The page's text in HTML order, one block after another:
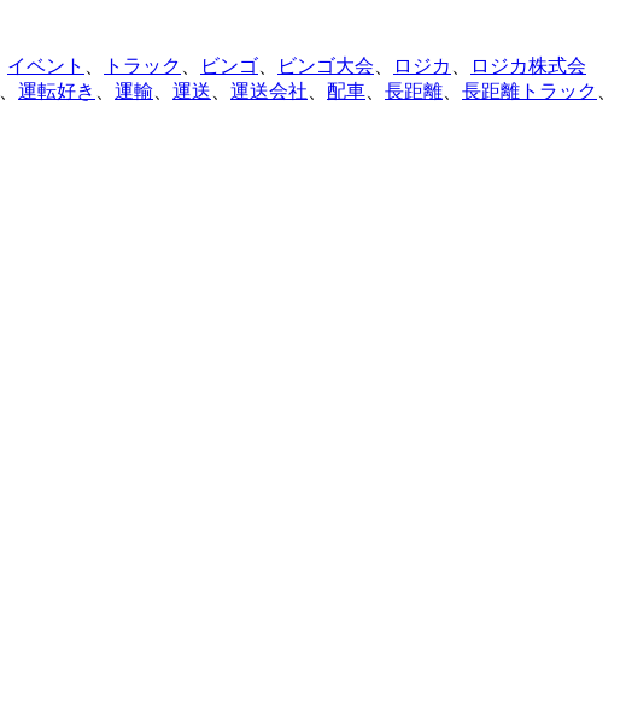
イベント トラック ビンゴ ビンゴ大会 ロジカ
ロジカ株式会
運転好き 運輸 運送 運送会社 配車 長距離 長距離トラック